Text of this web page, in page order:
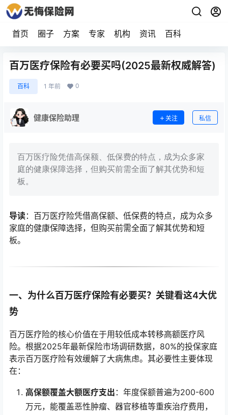
首页 圈子 方案 专家 机构 资讯 百科
百万医疗保险有必要买吗(2025最新权威解答)
百科 1 年前 0
健康保险助理 关注 私信
百万医疗险凭借高保额、低保费的特点，成为众多家
庭的健康保障选择，但购买前需全面了解其优势和短
板。
导读：百万医疗险凭借高保额、低保费的特点，成为众多
家庭的健康保障选择，但购买前需全面了解其优势和短
板。
一、为什么百万医疗保险有必要买？关键看这4大优
势
百万医疗险的核心价值在于用较低成本转移高额医疗风
险。根据2025年最新保险市场调研数据，80%的投保家庭
表示百万医疗险有效缓解了大病焦虑。其必要性主要体现
在：
高保额覆盖大额医疗支出 ：年度保额普遍为200-600
万元，能覆盖恶性肿瘤、器官移植等重疾治疗费用，